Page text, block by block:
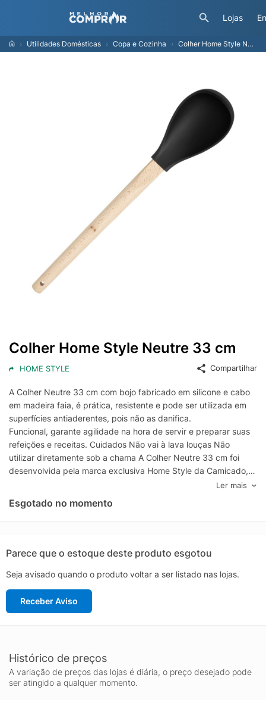
Lojas
Utilidades Domésticas Copa e Cozinha Colher Home Style Neutre 33 cm
Colher Home Style Neutre 33 cm
HOME STYLE Compartilhar
A Colher Neutre 33 cm com bojo fabricado em silicone e cabo
em madeira faia, é prática, resistente e pode ser utilizada em
superfícies antiaderentes, pois não as danifica.
Funcional, garante agilidade na hora de servir e preparar suas
refeições e receitas. Cuidados Não vai à lava louças Não
utilizar diretamente sob a chama A Colher Neutre 33 cm foi
desenvolvida pela marca exclusiva Home Style da Camicado,
que transforma cada ambiente da sua casa, oferecendo
praticidade, estilo e excelência em cada detalhe. Sinta o prazer
de viver bem, no seu tempo e do seu jeito. Descubra os
Ler mais
Esgotado no momento
Parece que o estoque deste produto esgotou
Seja avisado quando o produto voltar a ser listado nas lojas.
Receber Aviso
Histórico de preços
A variação de preços das lojas é diária, o preço desejado pode
ser atingido a qualquer momento.